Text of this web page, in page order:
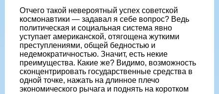
Отчего такой невероятный успех советской
космонавтики — задавал я себе вопрос? Ведь
политическая и социальная система явно
уступает американской, отягощена жуткими
преступлениями, общей бедностью и
недемократичностью. Значит, есть некие
преимущества. Какие же? Видимо, возможность
сконцентрировать государственные средства в
одной точке, нажать на длинное плечо
экономического рычага и поднять на коротком